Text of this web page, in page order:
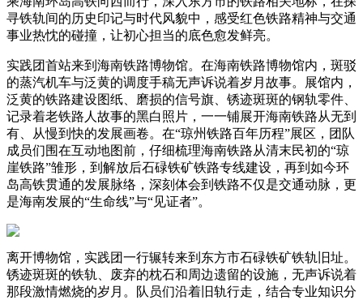
寻铁轨间的历史印记与时代风貌中，感受红色铁路精神与交通
事业热忱的碰撞，让初心担当的底色愈发鲜亮。
实践团首站来到海南铁路博物馆。在海南铁路博物馆内，斑驳
的蒸汽机车与泛黄的调度手稿无声诉说着岁月故事。展馆内，
泛黄的铁路建设图纸、磨损的信号旗、锈迹斑斑的钢轨零件、
记录着老铁路人故事的黑白照片，一一铺展开海南铁路从无到
有、从慢到快的发展画卷。在“琼州铁路百年历程”展区，团队
成员们围在互动地图前，仔细梳理海南铁路从清末民初的“琼
崖铁路”雏形，到解放后石碌铁矿铁路专线建设，再到如今环
岛高铁贯通的发展脉络，深刻体会到铁路不仅是交通动脉，更
是海南发展的“生命线”与“见证者”。
离开博物馆，实践团一行辗转来到东方市石碌铁矿铁轨旧址。
锈迹斑斑的铁轨、废弃的枕石和周边遗留的设施，无声诉说着
那段激情燃烧的岁月。队员们沿着旧轨行走，结合专业知识分